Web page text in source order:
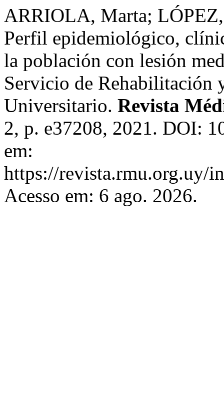
ARRIOLA, Marta;
Perfil epidemiológico,
la población con lesión
Servicio de Rehabilitación
Universitario. Revista
2, p. e37208, 2021. DOI:
em:
https://revista.rmu.org.uy/
Acesso em: 6 ago. 2026.